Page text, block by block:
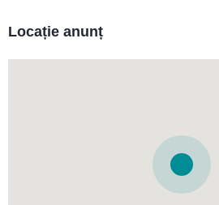
Locație anunț